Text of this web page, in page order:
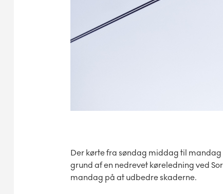
Der kørte fra søndag middag til
grund af en nedrevet køreledning ved
mandag på at udbedre skaderne.